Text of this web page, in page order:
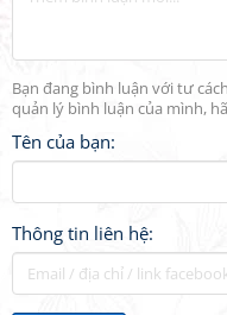
Bạn đang bình luận với tư
quản lý bình luận của mình,
Tên của bạn:
Thông tin liên hệ: